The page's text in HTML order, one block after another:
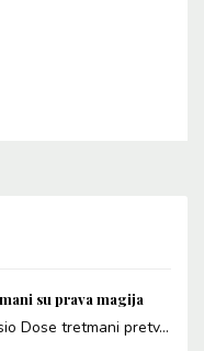
su prava magija
Dose tretmani pretv...